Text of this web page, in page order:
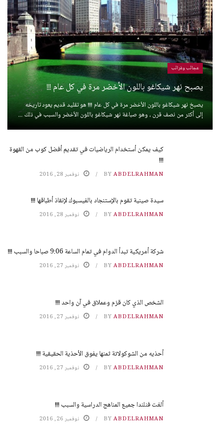
عجائب وغرائب
يصبح نهر شيكاغو باللون الأخضر مرة في كل عام !!!
يصبخ نهر شيكاغو باللون الأخضر مرة في كل عام !!! هو تقليد قديم يعود تاريخه
إلى أكثر من نصف قرن ، وهو صباغة نهر شيكاغو باللون الأخضر والسبب في ذلك ...
كيف يمكن أستخدام الرياضيات في تقديم أفضل كوب من القهوة
!!!
BY ABDELRAHMAN نوفمبر 28, 2016
سيدة صينية تقوم بالإستنجاد بالفيسبوك لإنقاذ أطباقها !!!
BY ABDELRAHMAN نوفمبر 28, 2016
شركة أمريكية تبدأ الدوام في تمام الساعة 9:06 صباحا والسبب !!!
BY ABDELRAHMAN نوفمبر 27, 2016
الشخص الذي كان قزم وعملاق في آن واحد !!!
BY ABDELRAHMAN نوفمبر 27, 2016
أحذيه من الشوكولاتة ثمنها يفوق الأحذية الحقيقية !!!
BY ABDELRAHMAN نوفمبر 27, 2016
ألغت فنلندا جميع المناهج الدراسية والسبب !!!
BY ABDELRAHMAN نوفمبر 26, 2016